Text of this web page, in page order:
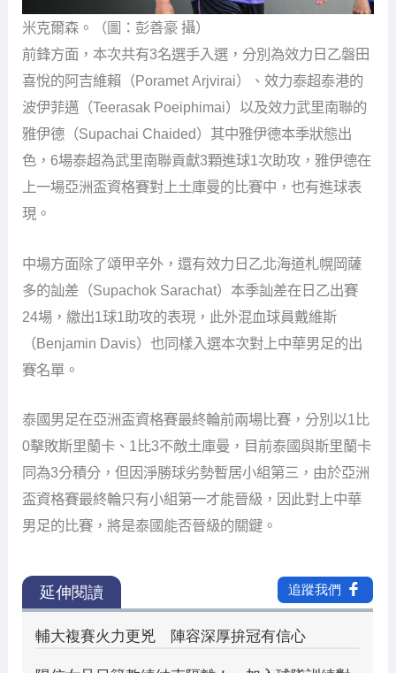
米克爾森。（圖：彭善豪 攝）
前鋒方面，本次共有3名選手入選，分別為效力日乙磐田
喜悅的阿吉維賴（Poramet Arjvirai）、效力泰超泰港的
波伊菲邁（Teerasak Poeiphimai）以及效力武里南聯的
雅伊德（Supachai Chaided）其中雅伊德本季狀態出
色，6場泰超為武里南聯貢獻3顆進球1次助攻，雅伊德在
上一場亞洲盃資格賽對上土庫曼的比賽中，也有進球表
現。
中場方面除了頌甲辛外，還有效力日乙北海道札幌岡薩
多的訕差（Supachok Sarachat）本季訕差在日乙出賽
24場，繳出1球1助攻的表現，此外混血球員戴維斯
（Benjamin Davis）也同樣入選本次對上中華男足的出
賽名單。
泰國男足在亞洲盃資格賽最終輪前兩場比賽，分別以1比
0擊敗斯里蘭卡、1比3不敵土庫曼，目前泰國與斯里蘭卡
同為3分積分，但因淨勝球劣勢暫居小組第三，由於亞洲
盃資格賽最終輪只有小組第一才能晉級，因此對上中華
男足的比賽，將是泰國能否晉級的關鍵。